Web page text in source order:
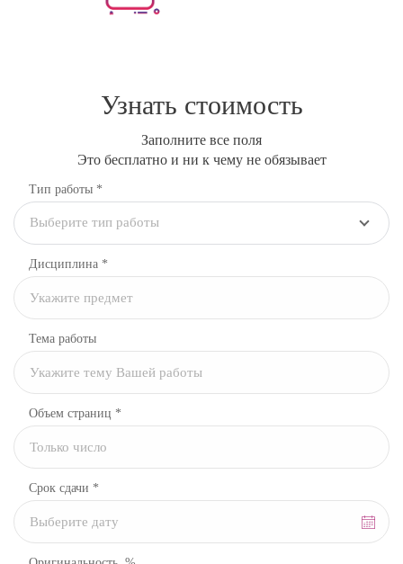
Узнать стоимость
Заполните все поля
Это бесплатно и ни к чему не обязывает
Тип работы *
Выберите тип работы
Дисциплина *
Тема работы
Объем страниц *
Срок сдачи *